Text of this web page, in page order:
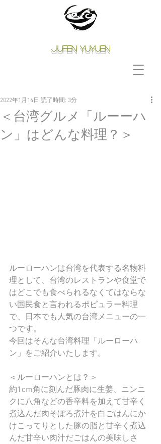
Jiufen Yuyuen
＜台湾グルメ「ルーーハ
ン」はどんな料理？＞
2022年1月14日 読了時間: 3分
ルーローハンは台湾を代表する名物料
理として、台湾のレストランや食堂で
はどこでも食べられるなくてはならな
い国民食と言われるポピュラー料理
で、日本でも人気の台湾メニューの一
つです。
今回はそんな台湾料理「ルーローハ
ン」をご紹介いたします。
＜ルーローハンとは？＞
約1cm角に刻んだ豚肉に生姜、ニンニ
クに八角などの香辛料を加えて甘辛く
煮込んだ肉そぼろ煮汁を白ごはんにか
けこってりとした豚の脂と甘辛く煮込
んだ甘辛い肉汁だごはんの美味しさ